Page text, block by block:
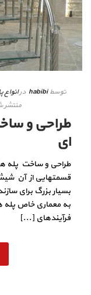
توسط habibi درانواع
طراحی و
ای
طراحی و ساخت پله
قسمتهایی از آن
بسیار بزرگ برای
به معماری خاص پله
فرآیندهای [...]